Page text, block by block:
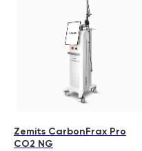
Zemits CarbonFrax Pro
CO2 NG